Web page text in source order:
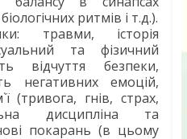
ритмів і т.д.).
травми, історія
та фізичний
відчуття безпеки,
негативних емоцій,
(тривога, гнів, страх,
дисципліна та
покарань (в цьому